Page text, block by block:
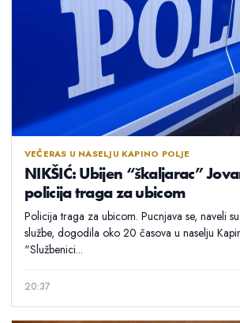
VEČERAS U NASELJU KAPINO POLJE
NIKŠIĆ: Ubijen “škaljarac”
policija traga za ubicom
Policija traga za ubicom. Pucnjava se, naveli
službe, dogodila oko 20 časova u naselju
"Službenici...
20:37